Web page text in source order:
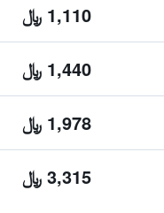
1,110 ﷼
1,440 ﷼
1,978 ﷼
3,315 ﷼